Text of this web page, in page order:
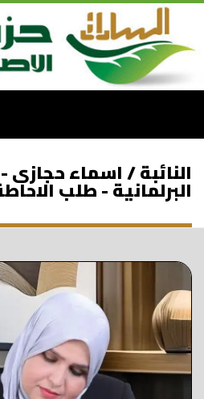
النائبة / اسماء حجازى
البرلمانية - طلب